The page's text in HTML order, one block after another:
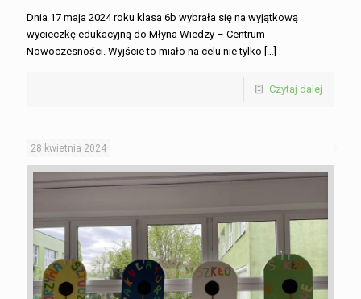
Dnia 17 maja 2024 roku klasa 6b wybrała się na wyjątkową
wycieczkę edukacyjną do Młyna Wiedzy – Centrum
Nowoczesności. Wyjście to miało na celu nie tylko
Czytaj dalej
28 kwietnia 2024